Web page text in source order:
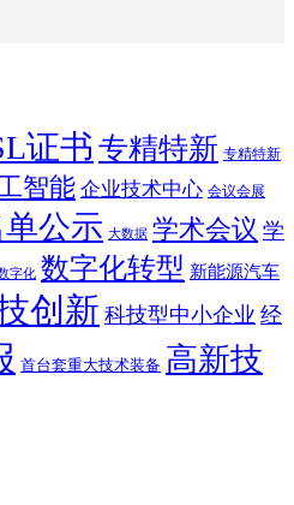
证书 专精特新 专精特新
智能 企业技术中心 会议会展
公示 大数据 学术会议 学
字化 数字化转型 新能源汽车
创新 科技型中小企业 经
首台套重大技术装备 高新技